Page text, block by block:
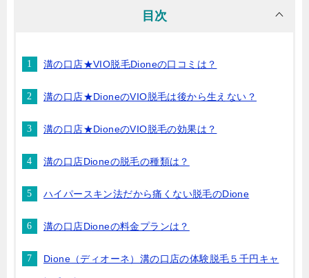
目次
溝の口店★VIO脱毛Dioneの口コミは？
溝の口店★DioneのVIO脱毛は後から生えない？
溝の口店★DioneのVIO脱毛の効果は？
溝の口店Dioneの脱毛の種類は？
ハイパースキン法だから痛くない脱毛のDione
溝の口店Dioneの料金プランは？
Dione（ディオーネ）溝の口店の体験脱毛５千円キャ